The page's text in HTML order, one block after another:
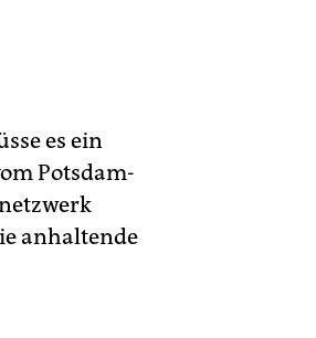
es ein
Potsdam-
anhaltende